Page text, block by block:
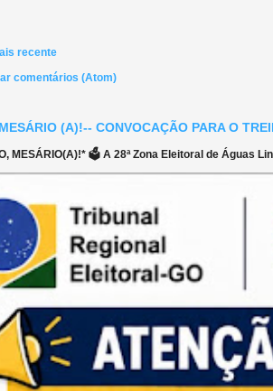
recente
comentários (Atom)
(A)!-- CONVOCAÇÃO PARA O
MESÁRIO(A)!* 🗳️ A 28ª Zona Eleitoral de Águas